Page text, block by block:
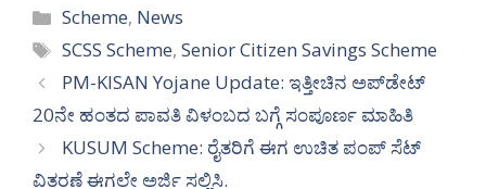
Categories
Scheme, News
Tags
SCSS Scheme,Senior Citizen Savings Scheme
PM-KISAN Yojane Update: ಇತ್ತೀಚಿನ ಅಪ್‌ಡೇಟ್
20ನೇ ಹಂತದ ಪಾವತಿ ವಿಳಂಬದ ಬಗ್ಗೆ ಸಂಪೂರ್ಣ ಮಾಹಿತಿ
KUSUM Scheme: ರೈತರಿಗೆ ಈಗ ಉಚಿತ ಪಂಪ್ ಸೆಟ್
ವಿತರಣೆ ಈಗಲೇ ಅರ್ಜಿ ಸಲ್ಲಿಸಿ.